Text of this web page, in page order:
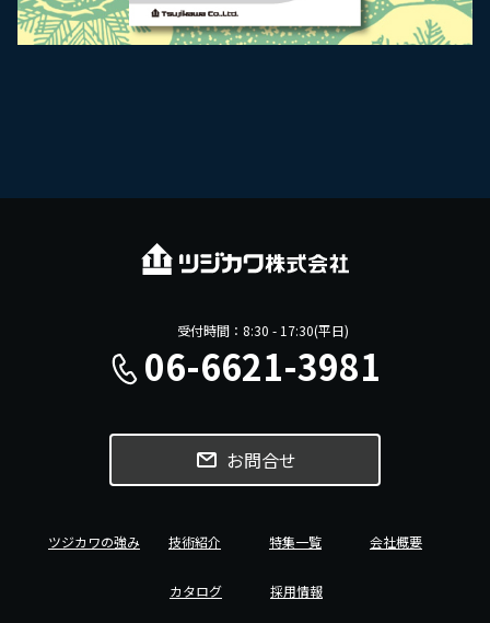
受付時間：8:30 - 17:30(平日)
06-6621-3981
お問合せ
ツジカワの強み 技術紹介 特集一覧 会社概要
カタログ 採用情報